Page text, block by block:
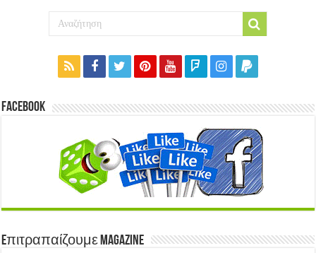
Facebook
Eπιτραπαίζουμε Magazine